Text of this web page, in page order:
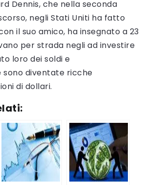
Dennis, che nella seconda
negli Stati Uniti ha fatto
il suo amico, ha insegnato a 23
per strada negli ad investire
loro dei soldi e
sono diventate ricche
di dollari.